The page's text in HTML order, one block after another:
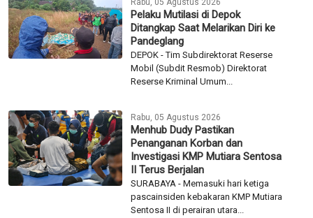
Burhanuddin mencabut sementara
status jaksa mantan Jaksa Agung
Muda...
Rabu, 05 Agustus 2026
War Tiket Upacara HUT ke-81 RI
JAKARTA - Pemerintah resmi
membuka pendaftaran bagi
masyarakat yang ingin menghadiri
Upacara...
Rabu, 05 Agustus 2026
Pelaku Mutilasi di Depok